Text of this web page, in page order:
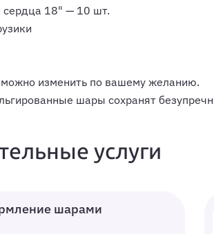
сердца 18" — 10 шт.
изменить по вашему желанию.
шары сохранят
услуги
шарами